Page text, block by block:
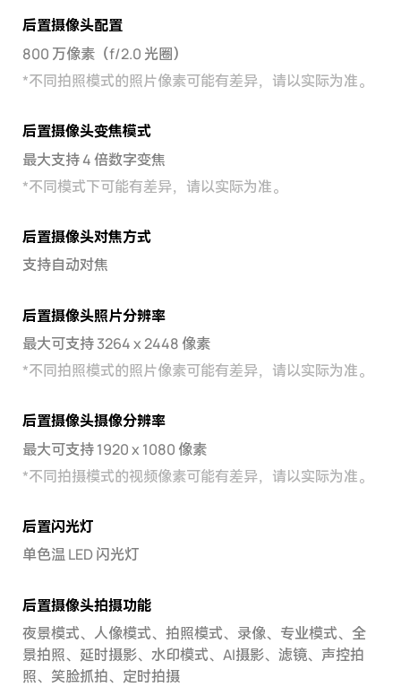
后置摄像头配置
800 万像素（f/2.0 光圈）
*不同拍照模式的照片像素可能有差异，请以实际为准。
后置摄像头变焦模式
最大支持 4 倍数字变焦
*不同模式下可能有差异，请以实际为准。
后置摄像头对焦方式
支持自动对焦
后置摄像头照片分辨率
最大可支持 3264 x 2448 像素
*不同拍照模式的照片像素可能有差异，请以实际为准。
后置摄像头摄像分辨率
最大可支持 1920 x 1080 像素
*不同拍摄模式的视频像素可能有差异，请以实际为准。
后置闪光灯
单色温 LED 闪光灯
后置摄像头拍摄功能
夜景模式、人像模式、拍照模式、录像、专业模式、全
景拍照、延时摄影、水印模式、AI摄影、滤镜、声控拍
照、笑脸抓拍、定时拍摄